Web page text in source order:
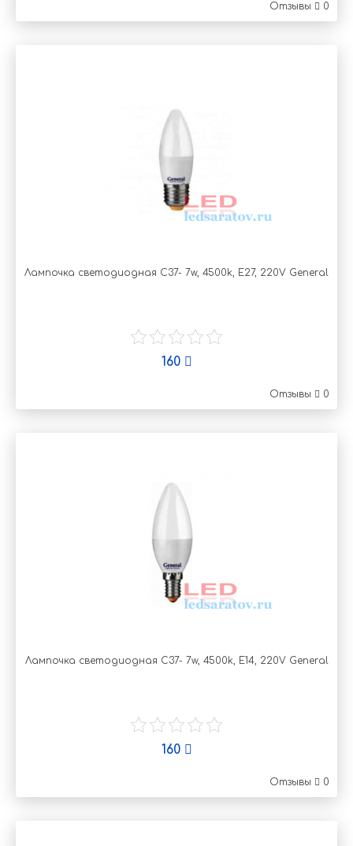
Отзывы 0
Лампочка светодиодная C37- 7w, 4500k, Е27, 220V General
160
Отзывы 0
Лампочка светодиодная C37- 7w, 4500k, Е14, 220V General
160
Отзывы 0